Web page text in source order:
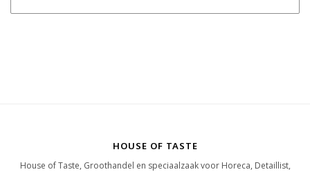
HOUSE OF TASTE
House of Taste, Groothandel en speciaalzaak voor Horeca, Detaillist,